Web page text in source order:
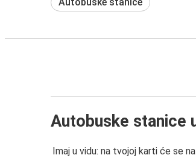
Autobuske stanice
Imaj u vidu: na tvojoj karti će se